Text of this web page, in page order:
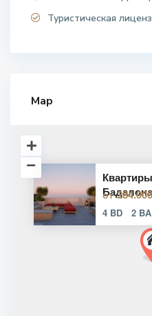
Туристическая
Map
от
4 BD 2 BA